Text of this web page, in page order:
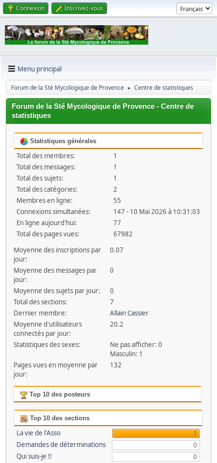
Connexion Inscrivez-vous
Menu principal
Forum de la Sté Mycologique de Provence ► Centre de statistiques
Forum de la Sté Mycologique de Provence - Centre de
statistiques
Statistiques générales
Total des membres:
1
Total des messages:
1
Total des sujets:
1
Total des catégories:
2
Membres en ligne:
55
Connexions simultanées:
147 - 10 Mai 2026 à 10:31:03
En ligne aujourd'hui:
77
Total des pages vues:
67982
Moyenne des inscriptions par
jour:
0.07
Moyenne des messages par
jour:
0
Moyenne des sujets par jour:
0
Total des sections:
7
Dernier membre:
Allain Cassier
Moyenne d'utilisateurs
connectés par jour:
20.2
Statistiques des sexes:
Ne pas afficher: 0
Masculin: 1
Pages vues en moyenne par
jour:
132
Top 10 des posteurs
Top 10 des sections
La vie de l'Asso
1
Demandes de déterminations
0
Qui suis-je !!
0